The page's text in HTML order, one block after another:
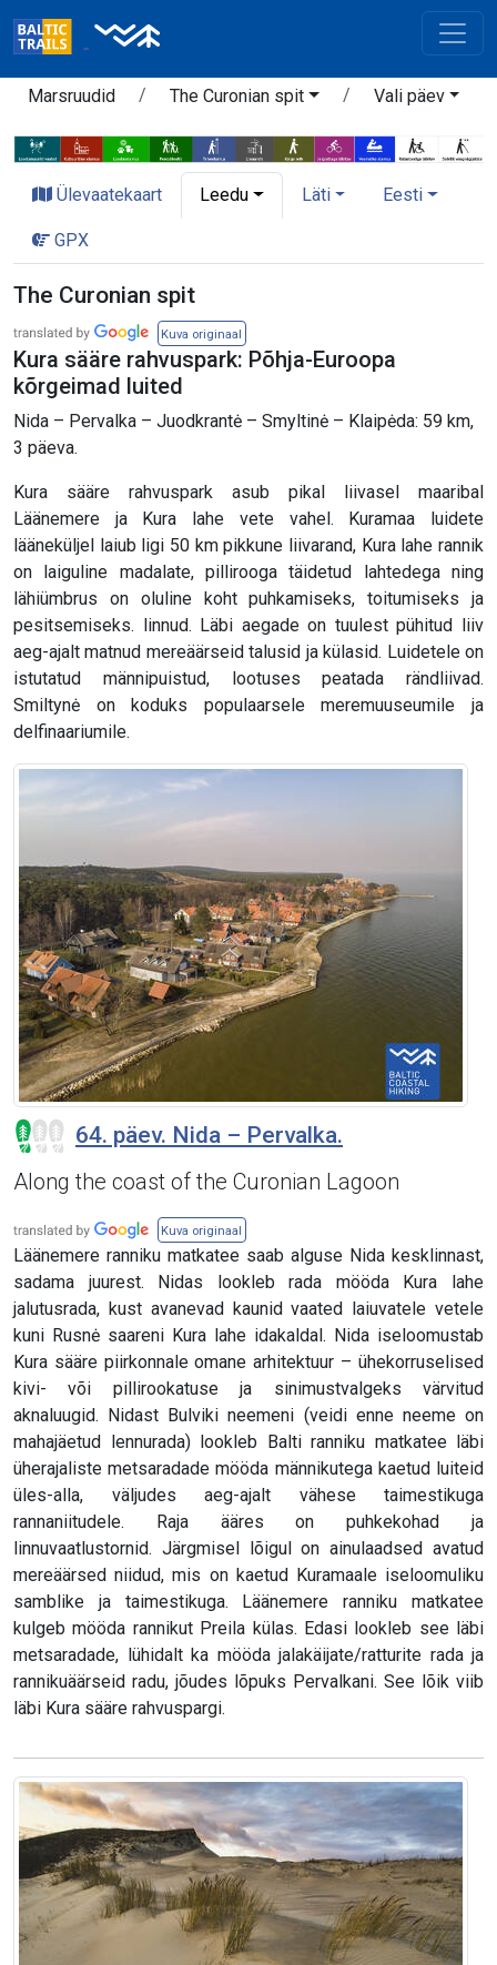
Marsruudid The Curonian spit Vali päev
Ülevaatekaart Leedu Läti Eesti
GPX
The Curonian spit
Kuva originaal
Kura sääre rahvuspark: Põhja-Euroopa
kõrgeimad luited
Nida – Pervalka – Juodkrantė – Smyltinė – Klaipėda: 59 km,
3 päeva.
Kura sääre rahvuspark asub pikal liivasel maaribal
Läänemere ja Kura lahe vete vahel. Kuramaa luidete
lääneküljel laiub ligi 50 km pikkune liivarand, Kura lahe rannik
on laiguline madalate, pillirooga täidetud lahtedega ning
lähiümbrus on oluline koht puhkamiseks, toitumiseks ja
pesitsemiseks. linnud. Läbi aegade on tuulest pühitud liiv
aeg-ajalt matnud mereäärseid talusid ja külasid. Luidetele on
istutatud männipuistud, lootuses peatada rändliivad.
Smiltynė on koduks populaarsele meremuuseumile ja
delfinaariumile.
64. päev. Nida – Pervalka.
Along the coast of the Curonian Lagoon
Kuva originaal
Läänemere ranniku matkatee saab alguse Nida kesklinnast,
sadama juurest. Nidas lookleb rada mööda Kura lahe
jalutusrada, kust avanevad kaunid vaated laiuvatele vetele
kuni Rusnė saareni Kura lahe idakaldal. Nida iseloomustab
Kura sääre piirkonnale omane arhitektuur – ühekorruselised
kivi- või pillirookatuse ja sinimustvalgeks värvitud
aknaluugid. Nidast Bulviki neemeni (veidi enne neeme on
mahajäetud lennurada) lookleb Balti ranniku matkatee läbi
üherajaliste metsaradade mööda männikutega kaetud luiteid
üles-alla, väljudes aeg-ajalt vähese taimestikuga
rannaniitudele. Raja ääres on puhkekohad ja
linnuvaatlustornid. Järgmisel lõigul on ainulaadsed avatud
mereäärsed niidud, mis on kaetud Kuramaale iseloomuliku
samblike ja taimestikuga. Läänemere ranniku matkatee
kulgeb mööda rannikut Preila külas. Edasi lookleb see läbi
metsaradade, lühidalt ka mööda jalakäijate/ratturite rada ja
rannikuäärseid radu, jõudes lõpuks Pervalkani. See lõik viib
läbi Kura sääre rahvuspargi.